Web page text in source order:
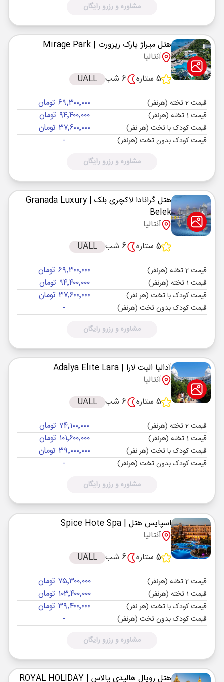
مشاوره و رزرو رایگان
هتل میراژ پارک ریزورت | Mirage Park
آنتالیا
5 ستاره
6 شب UALL
قیمت 2 تخته (هرنفر) ۶۹٬۳۰۰٬۰۰۰ تومان
قیمت 1 تخته (هرنفر) ۹۴٬۴۰۰٬۰۰۰ تومان
قیمت کودک با تخت (هر نفر) ۳۷٬۶۰۰٬۰۰۰ تومان
قیمت کودک بدون تخت (هرنفر) -
مشاوره و رزرو رایگان
هتل گرانادا لاکچری بلک | Granada Luxury
Belek
آنتالیا
5 ستاره
6 شب UALL
قیمت 2 تخته (هرنفر) ۶۹٬۳۰۰٬۰۰۰ تومان
قیمت 1 تخته (هرنفر) ۹۴٬۴۰۰٬۰۰۰ تومان
قیمت کودک با تخت (هر نفر) ۳۷٬۶۰۰٬۰۰۰ تومان
قیمت کودک بدون تخت (هرنفر) -
مشاوره و رزرو رایگان
آدالیا الیت لارا | Adalya Elite Lara
آنتالیا
5 ستاره
6 شب UALL
قیمت 2 تخته (هرنفر) ۷۴٬۱۰۰٬۰۰۰ تومان
قیمت 1 تخته (هرنفر) ۱۰۱٬۶۰۰٬۰۰۰ تومان
قیمت کودک با تخت (هر نفر) ۳۹٬۰۰۰٬۰۰۰ تومان
قیمت کودک بدون تخت (هرنفر) -
مشاوره و رزرو رایگان
اسپایس هتل | Spice Hote Spa
آنتالیا
5 ستاره
6 شب UALL
قیمت 2 تخته (هرنفر) ۷۵٬۳۰۰٬۰۰۰ تومان
قیمت 1 تخته (هرنفر) ۱۰۳٬۴۰۰٬۰۰۰ تومان
قیمت کودک با تخت (هر نفر) ۳۹٬۴۰۰٬۰۰۰ تومان
قیمت کودک بدون تخت (هرنفر) -
مشاوره و رزرو رایگان
هتل رویال هالیدی پالاس | ROYAL HOLIDAY